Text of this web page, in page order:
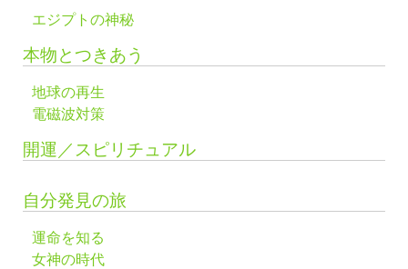
エジプトの神秘
本物とつきあう
地球の再生
電磁波対策
開運／スピリチュアル
自分発見の旅
運命を知る
女神の時代